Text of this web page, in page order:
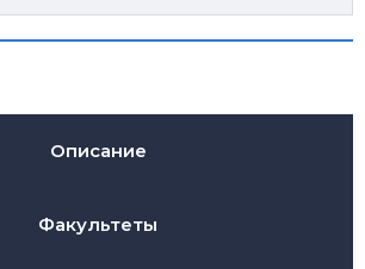
Описание
Факультеты